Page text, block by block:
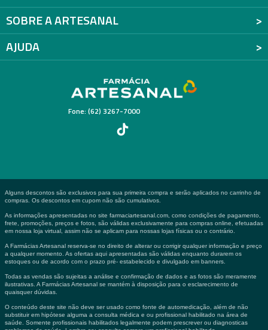
SOBRE A ARTESANAL
AJUDA
Fone: (62) 3267-7000
Alguns descontos são exclusivos para sua primeira compra e serão aplicados no carrinho de
compras. Os descontos em cupom não são cumulativos.
As informações apresentadas no site farmaciartesanal.com, como condições de pagamento,
frete, promoções, preços e fotos, são válidas exclusivamente para compras online, efetuadas
em nossa loja virtual, assim não se aplicam para nossas lojas físicas ou o contrário.
A Farmácias Artesanal reserva-se no direito de alterar ou corrigir qualquer informação e preço
a qualquer momento. As ofertas aqui apresentadas são válidas enquanto durarem os
estoques ou de acordo com o prazo pré- estabelecido e divulgado em banners.
Todas as vendas são sujeitas a análise e confirmação de dados e as fotos são meramente
ilustrativas. A Farmácias Artesanal se mantém à disposição para o esclarecimento de
quaisquer dúvidas.
O conteúdo deste site não deve ser usado como fonte de automedicação, além de não
substituir em hipótese alguma a consulta médica e ou profissional habilitado na área de
saúde. Somente profissionais habilitados legalmente podem prescrever ou diagnosticas